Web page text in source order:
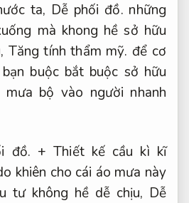
ta, Dễ phối đồ. những
mà khong hề sở hữu
Tăng tính thẩm mỹ. để cơ
buộc bắt buộc sở hữu
bộ vào người nhanh
đồ. + Thiết kế cầu kì kĩ
khiên cho cái áo mưa này
tư không hề dễ chịu, Dễ